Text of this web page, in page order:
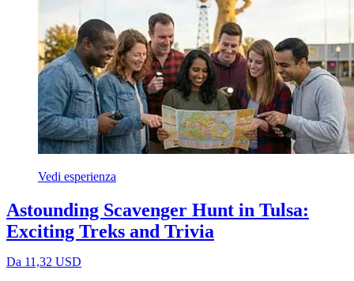
Vedi esperienza
Astounding Scavenger Hunt in Tulsa:
Exciting Treks and Trivia
Da 11,32 USD